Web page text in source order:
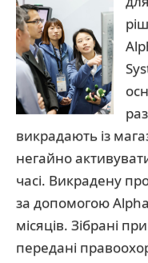
викрадають із
негайно
часі. Викрадену
за допомогою
місяців. Зібрані
передані